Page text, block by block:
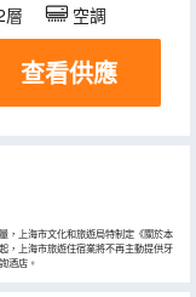
層 空調
查看供應
，上海市文化和旅遊局特制定《關於本
，上海市旅遊住宿業將不再主動提供牙
酒店。